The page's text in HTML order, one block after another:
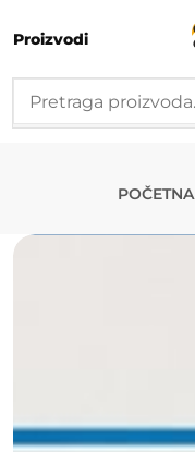
Proizvodi
POČETNA